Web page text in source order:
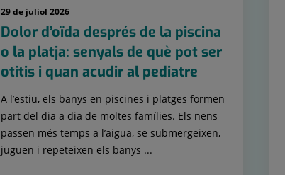
29 de juliol 2026
Dolor d’oïda després de la piscina
o la platja: senyals de què pot ser
otitis i quan acudir al pediatre
A l’estiu, els banys en piscines i platges formen
part del dia a dia de moltes famílies. Els nens
passen més temps a l’aigua, se submergeixen,
juguen i repeteixen els banys ...